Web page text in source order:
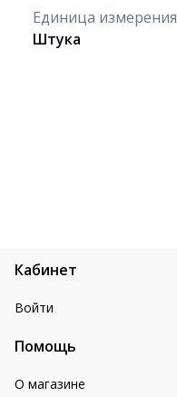
Единица измерения
Штука
Кабинет
Войти
Помощь
О магазине